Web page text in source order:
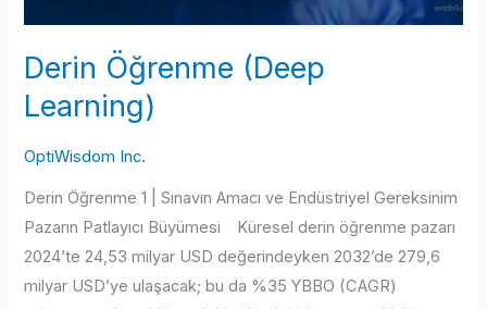
Derin Öğrenme (Deep
Learning)
OptiWisdom Inc.
Derin Öğrenme 1 | Sınavın Amacı ve Endüstriyel Gereksinim
Pazarın Patlayıcı Büyümesi Küresel derin öğrenme pazarı
2024’te 24,53 milyar USD değerindeyken 2032’de 279,6
milyar USD’ye ulaşacak; bu da %35 YBBO (CAGR)